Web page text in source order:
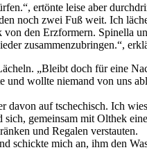
ertönte leise aber
noch zwei Fuß weit. Ich
von den Erzformern. Spinella
zusammenzubringen.“,
„Bleibt doch für eine
und wollte niemand von uns
auf tschechisch. Ich
gemeinsam mit Olthek
und Regalen verstauten.
schickte mich an, ihm den